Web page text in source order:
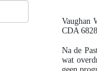
Vaughan
CDA
Na de
wat